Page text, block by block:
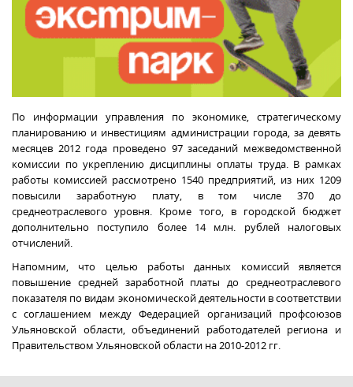
По информации управления по экономике, стратегическому
планированию и инвестициям администрации города, за девять
месяцев 2012 года проведено 97 заседаний межведомственной
комиссии по укреплению дисциплины оплаты труда. В рамках
работы комиссией рассмотрено 1540 предприятий, из них 1209
повысили заработную плату, в том числе 370 до
среднеотраслевого уровня. Кроме того, в городской бюджет
дополнительно поступило более 14 млн. рублей налоговых
отчислений.
Напомним, что целью работы данных комиссий является
повышение средней заработной платы до среднеотраслевого
показателя по видам экономической деятельности в соответствии
с соглашением между Федерацией организаций профсоюзов
Ульяновской области, объединений работодателей региона и
Правительством Ульяновской области на 2010-2012 гг.